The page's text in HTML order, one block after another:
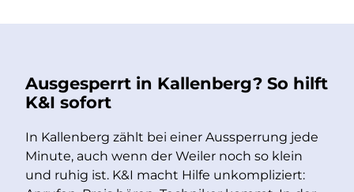
Ausgesperrt in Kallenberg? So hilft
K&I sofort
In Kallenberg zählt bei einer Aussperrung jede
Minute, auch wenn der Weiler noch so klein
und ruhig ist. K&I macht Hilfe unkompliziert: